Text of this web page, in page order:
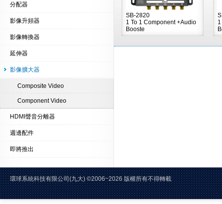
分配器
影像升頻器
影像轉換器
延伸器
影像擴大器
Composite Video
Component Video
HDMI聲音分離器
週邊配件
即將推出
SB-2820
1 To 1 Component +Audio
Booste
環球系統科技有限公司(九大) ©2006~2026 版權所有不得轉載
電話:02-